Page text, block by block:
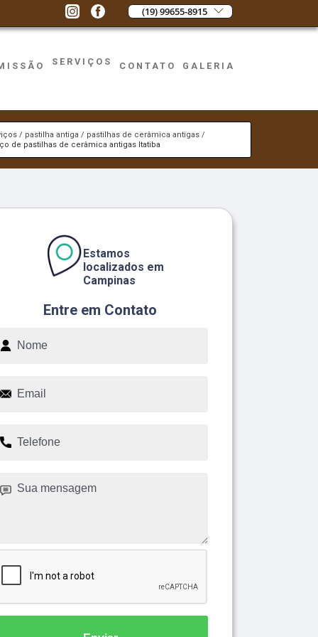
(19) 99655-8915
SERVIÇOS CONTATO GALERIA
pastilha antiga
pastilhas de cerâmica antigas
de pastilhas de cerâmica antigas Itatiba
Entre em Contato
Estamos
localizados em
Campinas